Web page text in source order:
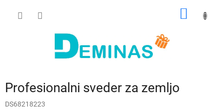
Profesionalni sveder za zemljo
DS68218223